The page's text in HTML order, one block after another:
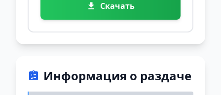
Скачать
Информация о раздаче